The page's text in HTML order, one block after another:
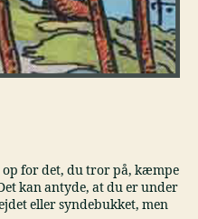
for det, du tror på, kæmpe
kan antyde, at du er under
eller syndebukket, men